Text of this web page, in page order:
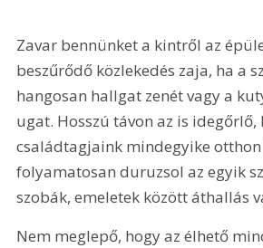
Zavar bennünket a kintről az
beszűrődő közlekedés zaja, ha a
hangosan hallgat zenét vagy a
ugat. Hosszú távon az is idegőrlő,
családtagjaink mindegyike otthon
folyamatosan duruzsol az egyik
szobák, emeletek között áthallás
Nem meglepő, hogy az élhető